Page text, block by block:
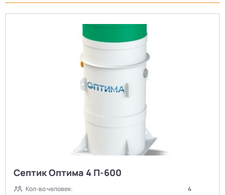
Септик Оптима 4 П-600
Кол-во человек:
4